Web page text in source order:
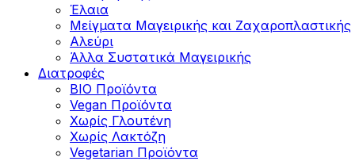
Έλαια
Μείγματα Μαγειρικής και Ζαχαροπλαστικής
Αλεύρι
Άλλα Συστατικά Μαγειρικής
Διατροφές
BIO Προϊόντα
Vegan Προϊόντα
Χωρίς Γλουτένη
Χωρίς Λακτόζη
Vegetarian Προϊόντα